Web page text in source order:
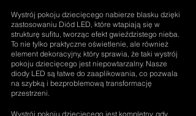
Wystrój pokoju dziecięcego nabierze blasku dzięki
zastosowaniu Diód LED, które wtapiają się w
strukturę sufitu, tworząc efekt gwieździstego nieba.
To nie tylko praktyczne oświetlenie, ale również
element dekoracyjny, który sprawia, że taki wystrój
pokoju dziecięcego jest niepowtarzalny. Nasze
diody LED są łatwe do zaaplikowania, co pozwala
na szybką i bezproblemową transformację
przestrzeni.
Wystrój pokoju dziecięcego jest kompletny, gdy